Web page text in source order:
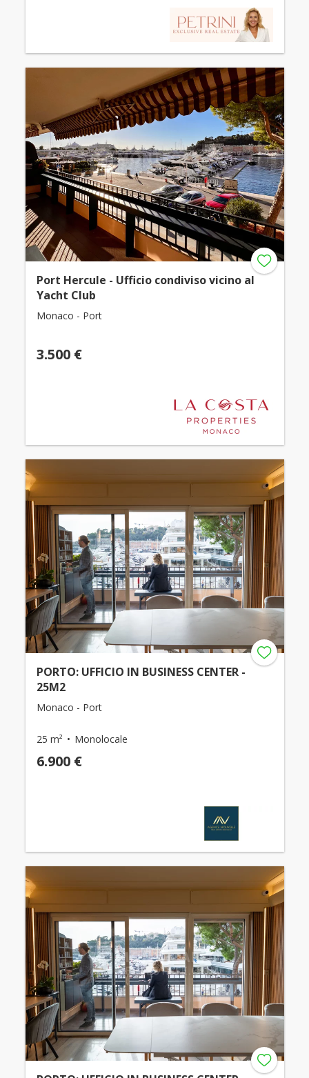
Port Hercule - Ufficio condiviso vicino al
Yacht Club
Monaco - Port
3.500 €
PORTO: UFFICIO IN BUSINESS CENTER -
25M2
Monaco - Port
25 m² Monolocale
6.900 €